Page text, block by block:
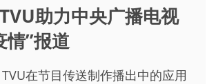
TVU助力中央广播电视
情”报道
在节目传送制作播出中的应用